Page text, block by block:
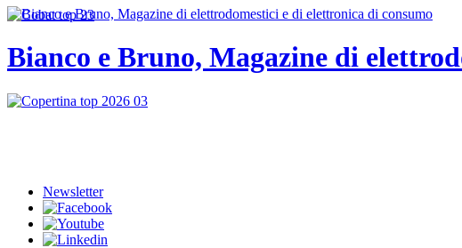
Bianco e Bruno, Magazine di
Newsletter